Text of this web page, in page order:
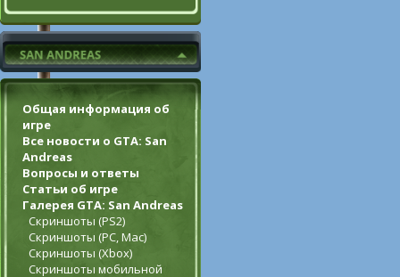
Общая информация об
игре
Все новости о GTA: San
Andreas
Вопросы и ответы
Статьи об игре
Галерея GTA: San Andreas
Скриншоты (PS2)
Скриншоты (PC, Mac)
Скриншоты (Xbox)
Скриншоты мобильной